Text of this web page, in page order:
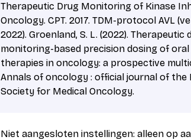
Therapeutic Drug Monitoring of Kinase
Oncology. CPT. 2017. TDM-protocol AVL
2022). Groenland, S. L. (2022). Therapeutic
monitoring-based precision dosing of
therapies in oncology: a prospective
Annals of oncology : official journal of the
Society for Medical Oncology.
Niet aangesloten instellingen: alleen op